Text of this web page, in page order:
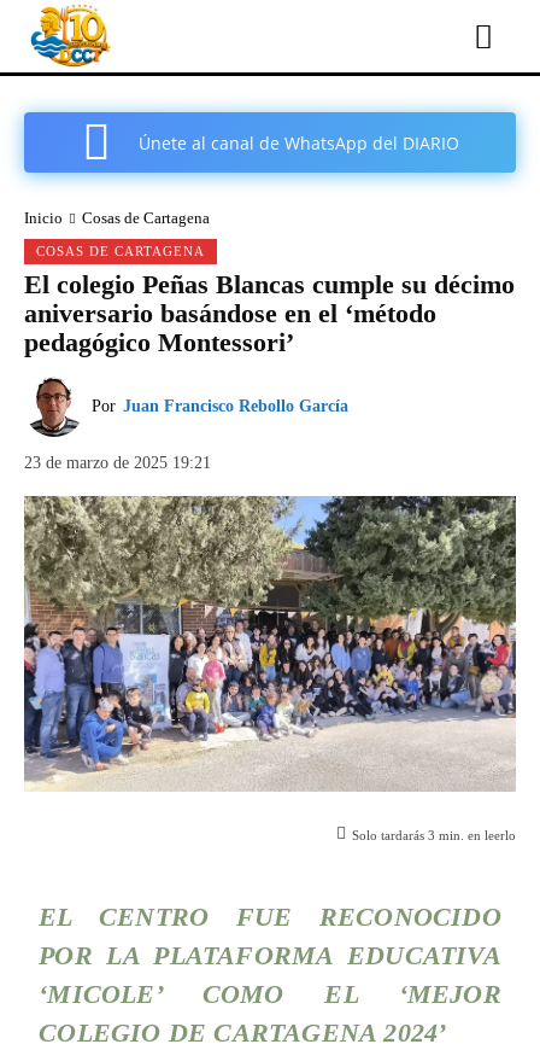
Únete al canal de WhatsApp del DIARIO
Inicio Cosas de Cartagena
COSAS DE CARTAGENA
El colegio Peñas Blancas cumple su décimo
aniversario basándose en el ‘método
pedagógico Montessori’
Por Juan Francisco Rebollo García
23 de marzo de 2025 19:21
Solo tardarás 3 min. en leerlo
EL CENTRO FUE RECONOCIDO
POR LA PLATAFORMA EDUCATIVA
‘MICOLE’ COMO EL ‘MEJOR
COLEGIO DE CARTAGENA 2024’